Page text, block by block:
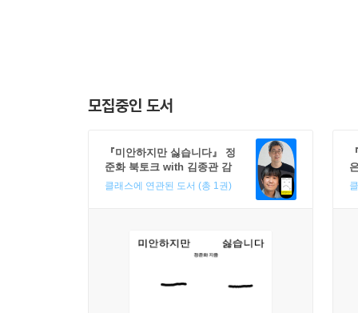
모집중인 도서
『미안하지만 싫습니다』 정
준화 북토크 with 김종관 감
독
클래스에 연관된 도서 (총 1권)